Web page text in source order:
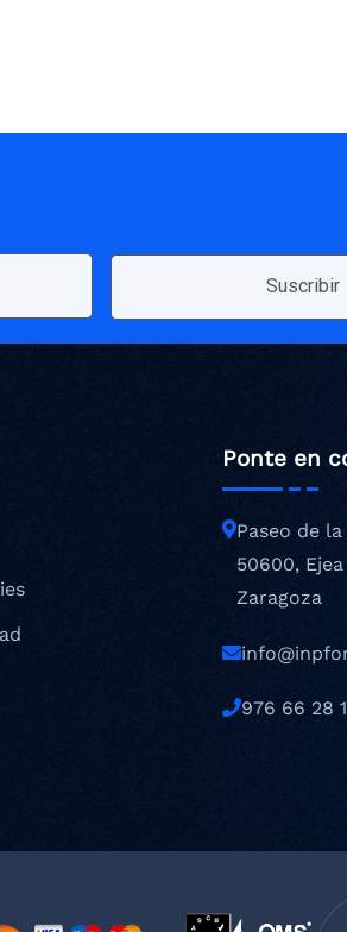
Ponte en
Paseo de
50600,
Zaragoza
976 66 28